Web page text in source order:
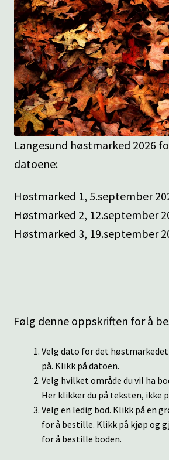
BILLETTER
ARRANGØRER
KONTAKT
SPØRSMÅL OG SVAR
HANDLEKURV
Min konto
Langesund høstmarked 2026
datoene:
Høstmarked 1, 5.september
Høstmarked 2, 12.september
Høstmarked 3, 19.september
Følg denne oppskriften for å
Velg dato for det høstmarkedet
på. Klikk på datoen.
Velg hvilket område du vil ha
Her klikker du på teksten, ikke
Velg en ledig bod. Klikk på en
for å bestille. Klikk på kjøp og
for å bestille boden.